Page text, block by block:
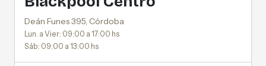
Deán Funes 395, Córdoba
Lun. a Vier: 09:00 a 17:00 hs
Sáb: 09:00 a 13:00 hs